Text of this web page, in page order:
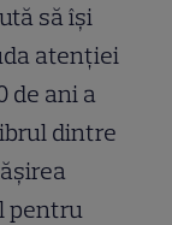
să își
atenției
de ani a
dintre
pentru